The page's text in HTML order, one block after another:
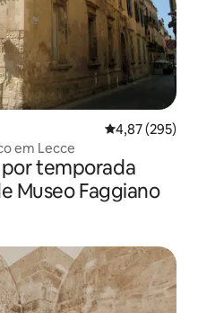
4,87 de uma
4,87 (295)
em Lecce
temporada
Museo Faggiano
hóspedes